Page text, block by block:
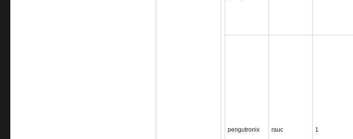
pengutronix rauc 1